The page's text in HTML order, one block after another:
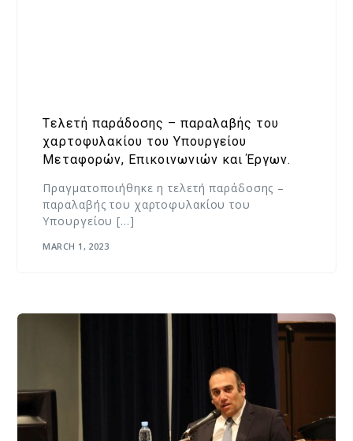
Tελετή παράδοσης – παραλαβής του
χαρτοφυλακίου του Υπουργείου
Μεταφορών, Επικοινωνιών και Έργων.
Πραγματοποιήθηκε η τελετή παράδοσης –
παραλαβής του χαρτοφυλακίου του
Υπουργείου […]
MARCH 1, 2023